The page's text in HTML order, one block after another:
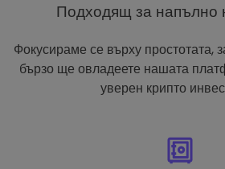
Подходящ за напълно
Фокусираме се върху простотата,
бързо ще овладеете нашата
уверен крипто